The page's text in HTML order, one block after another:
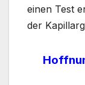
einen Test
der